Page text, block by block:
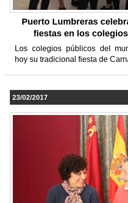
Puerto Lumbreras
fiestas en los
Los colegios públicos del
hoy su tradicional fiesta de
23/02/2017